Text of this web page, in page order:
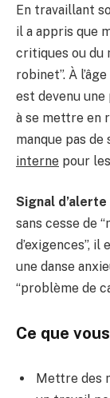
En travaillant
il a appris que
critiques ou du
robinet”. À
est devenu une
à se mettre en
manque pas de
interne pour
Signal d’alerte
sans cesse de
d’exigences”,
une danse
“problème de
Ce que
Mettre des